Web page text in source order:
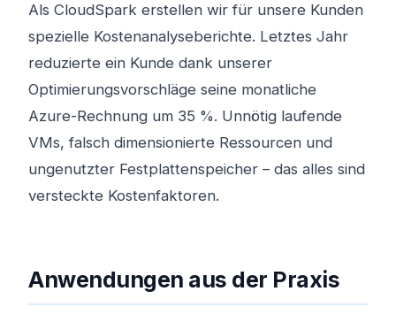
Als CloudSpark erstellen wir für unsere Kunden
spezielle Kostenanalyseberichte. Letztes Jahr
reduzierte ein Kunde dank unserer
Optimierungsvorschläge seine monatliche
Azure-Rechnung um 35 %. Unnötig laufende
VMs, falsch dimensionierte Ressourcen und
ungenutzter Festplattenspeicher – das alles sind
versteckte Kostenfaktoren.
Anwendungen aus der Praxis